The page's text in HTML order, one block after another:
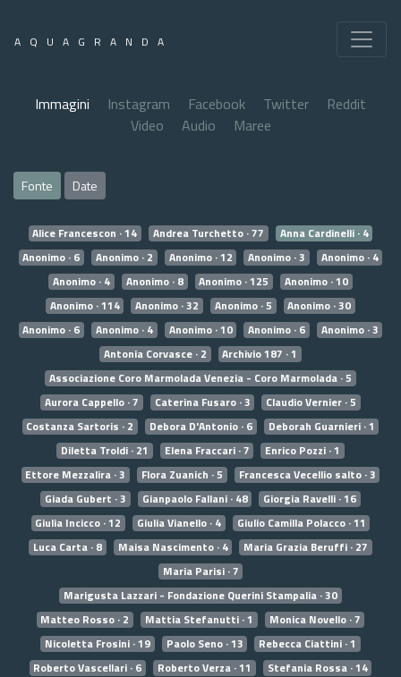
AQUAGRANDA
Immagini Instagram Facebook Twitter
Reddit
Video
Audio Maree
Fonte Date
Alice Francescon · 14 Andrea Turchetto · 77
Anna Cardinelli · 4
Anonimo · 6
Anonimo · 2 Anonimo · 12 Anonimo · 3
Anonimo · 4
Anonimo · 4
Anonimo · 8 Anonimo · 125
Anonimo · 10
Anonimo · 114
Anonimo · 32 Anonimo · 5
Anonimo · 30
Anonimo · 6
Anonimo · 4 Anonimo · 10 Anonimo · 6
Anonimo · 3
Antonia Corvasce · 2
Archivio 187 · 1
Associazione Coro Marmolada Venezia - Coro Marmolada · 5
Aurora Cappello · 7
Caterina Fusaro · 3
Claudio Vernier · 5
Costanza Sartoris · 2
Debora D'Antonio · 6
Deborah Guarnieri · 1
Diletta Troldi · 21
Elena Fraccari · 7
Enrico Pozzi · 1
Ettore Mezzalira · 3
Flora Zuanich · 5
Francesca Vecellio salto · 3
Giada Gubert · 3
Gianpaolo Fallani · 48
Giorgia Ravelli · 16
Giulia Incicco · 12
Giulia Vianello · 4
Giulio Camilla Polacco · 11
Luca Carta · 8
Maisa Nascimento · 4
Maria Grazia Beruffi · 27
Maria Parisi · 7
Marigusta Lazzari - Fondazione Querini Stampalia · 30
Matteo Rosso · 2
Mattia Stefanutti · 1
Monica Novello · 7
Nicoletta Frosini · 19
Paolo Seno · 13
Rebecca Ciattini · 1
Roberto Vascellari · 6
Roberto Verza · 11
Stefania Rossa · 14